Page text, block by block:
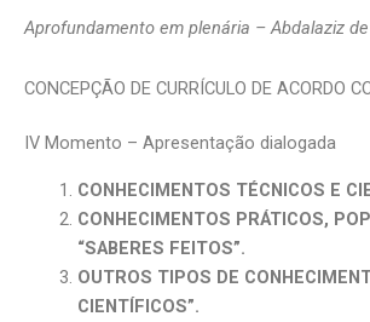
Aprofundamento em plenária – Abdalaziz
CONCEPÇÃO DE CURRÍCULO DE ACORDO
IV Momento – Apresentação dialogada
CONHECIMENTOS TÉCNICOS E
CONHECIMENTOS PRÁTICOS,
“SABERES FEITOS”.
OUTROS TIPOS DE
CIENTÍFICOS”.